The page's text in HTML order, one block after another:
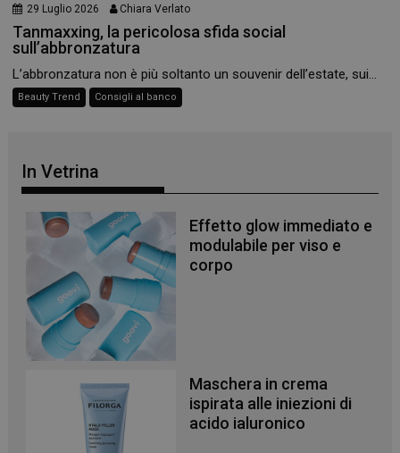
29 Luglio 2026 Chiara Verlato
Tanmaxxing, la pericolosa sfida social
sull’abbronzatura
L’abbronzatura non è più soltanto un souvenir dell’estate, sui...
Beauty Trend Consigli al banco
In Vetrina
Effetto glow immediato e
modulabile per viso e
corpo
Maschera in crema
ispirata alle iniezioni di
acido ialuronico
_ga
Google LLC
1 anno 1